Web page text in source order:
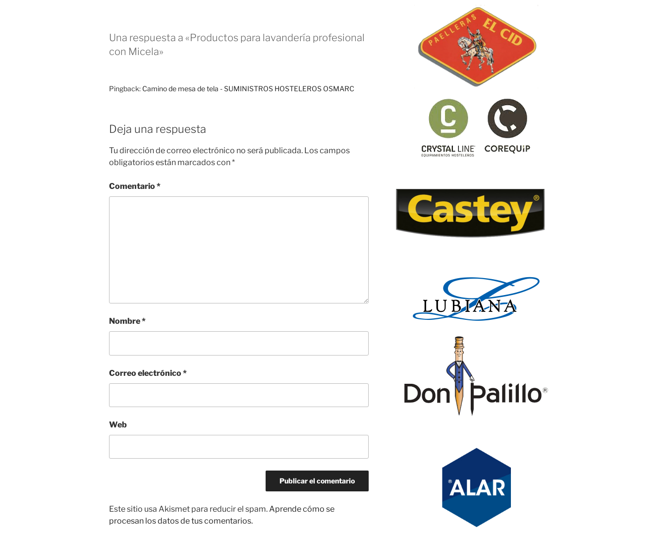
Una respuesta a «Productos para lavandería profesional
con Micela»
Pingback: Camino de mesa de tela - SUMINISTROS HOSTELEROS OSMARC
Deja una respuesta
Tu dirección de correo electrónico no será publicada. Los campos
obligatorios están marcados con*
Comentario*
Nombre*
Correo electrónico*
Web
Este sitio usa Akismet para reducir el spam.Aprende cómo se
procesan los datos de tus comentarios.